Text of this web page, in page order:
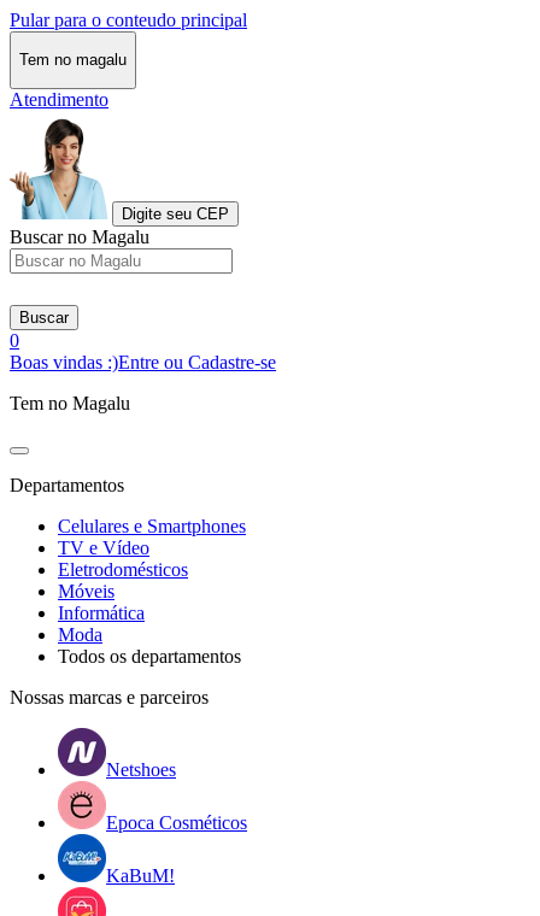
Pular para o conteudo principal
Tem no magalu
Atendimento
Digite seu CEP
Buscar no Magalu
Buscar
0
Boas vindas :)Entre ou Cadastre-se
Tem no Magalu
Departamentos
Celulares e Smartphones
TV e Vídeo
Eletrodomésticos
Móveis
Informática
Moda
Todos os departamentos
Nossas marcas e parceiros
Netshoes
Epoca Cosméticos
KaBuM!